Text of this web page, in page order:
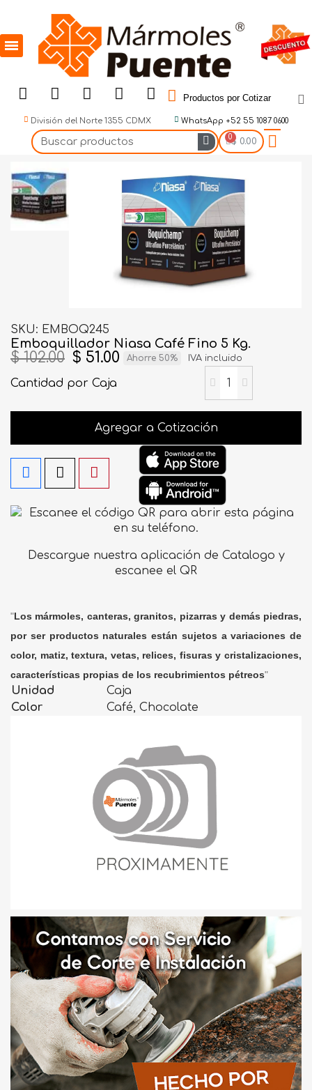
Productos por Cotizar
División del Norte 1355 CDMX WhatsApp +52 55 1087 0600
$ 0.00
SKU EMBOQ245
Emboquillador Niasa Café Fino 5 Kg.
$ 102.00 $ 51.00 Ahorre 50% IVA incluido
Cantidad por Caja
Agregar a Cotización
Descargue nuestra aplicación de Catalogo y
escanee el QR
"Los mármoles, canteras, granitos, pizarras y demás piedras,
por ser productos naturales están sujetos a variaciones de
color, matiz, textura, vetas, relices, fisuras y cristalizaciones,
características propias de los recubrimientos pétreos"
Unidad
Caja
Color
Café, Chocolate